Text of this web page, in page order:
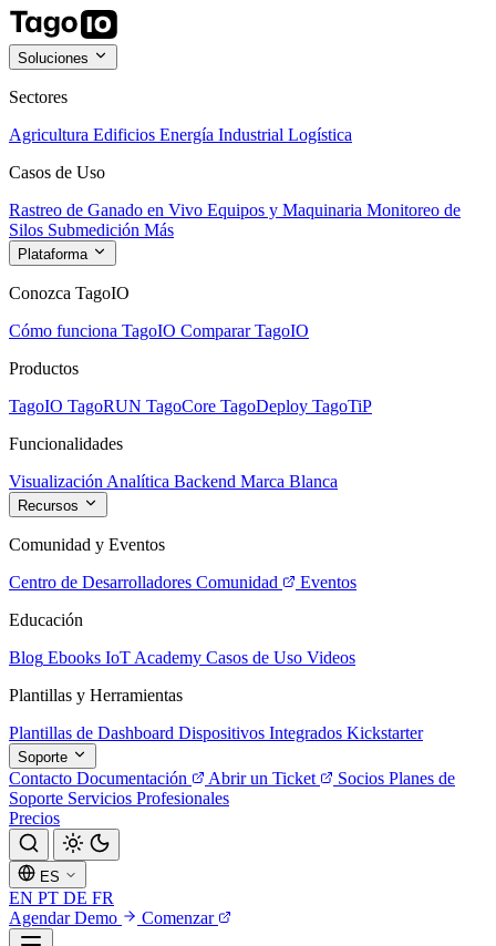
Soluciones
Sectores
Agricultura Edificios Energía Industrial Logística
Casos de Uso
Rastreo de Ganado en Vivo Equipos y Maquinaria Monitoreo de
Silos Submedición Más
Plataforma
Conozca TagoIO
Cómo funciona TagoIO Comparar TagoIO
Productos
TagoIO TagoRUN TagoCore TagoDeploy TagoTiP
Funcionalidades
Visualización Analítica Backend Marca Blanca
Recursos
Comunidad y Eventos
Centro de Desarrolladores Comunidad
Eventos
Educación
Blog Ebooks IoT Academy Casos de Uso Videos
Plantillas y Herramientas
Plantillas de Dashboard Dispositivos Integrados Kickstarter
Soporte
Contacto Documentación Abrir un Ticket Socios Planes de
Soporte Servicios Profesionales
Precios
ES
EN PT DE FR
Agendar Demo
Comenzar